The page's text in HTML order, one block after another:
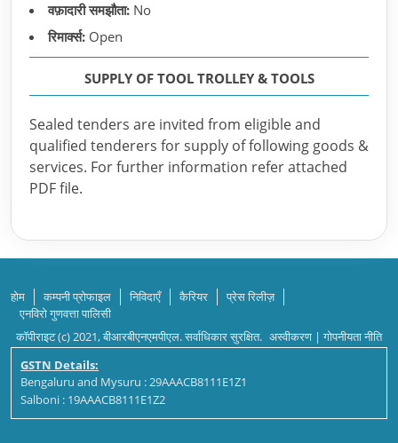
वफ़ादारी समझौता: No
रिमार्क्स: Open
SUPPLY OF TOOL TROLLEY & TOOLS
Sealed tenders are invited from eligible and
qualified tenderers for supply of following goods &
services. For further information refer attached
PDF file.
होम कम्पनी प्रोफाइल निविदाएँ कैरियर
प्रेस रिलीज़
एनविरो गुणवत्ता पालिसी
कॉपीराइट (c) 2021, बीआरबीएनएमपीएल. सर्वाधिकार सुरक्षित. अस्वीकरण |गोपनीयता नीति
GSTN Details:
Bengaluru and Mysuru : 29AAACB8111E1Z1
Salboni : 19AAACB8111E1Z2